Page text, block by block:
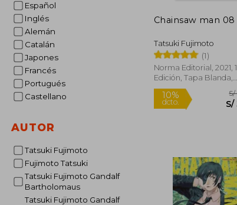
Español
Inglés
Alemán
Catalán
Japones
Francés
Portugués
Castellano
AUTOR
Tatsuki Fujimoto
Fujimoto Tatsuki
Tatsuki Fujimoto Gandalf
Bartholomaus
Tatsuki Fujimoto Gandalf
Chainsaw man 08
Tatsuki Fujimoto
(1)
Norma Editorial, 2021, 1
Edición, Tapa Blanda,
Nuevo
10%
dcto.